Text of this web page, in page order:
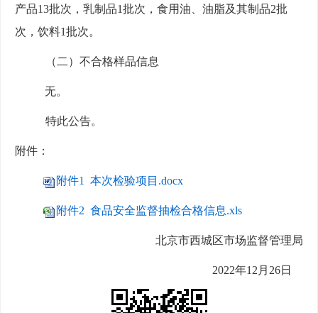
产品13批次，乳制品1批次，食用油、油脂及其制品2批
次，饮料1批次。
（二） 不合格样品信息
无。
特此公告。
附件：
附件1 本次检验项目.docx
附件2 食品安全监督抽检合格信息.xls
北京市西城区市场监督管理局
2022年12 月 26日